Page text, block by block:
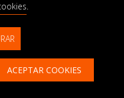
Portal de privacidad
interno información
.
ACEPTAR COOKIES